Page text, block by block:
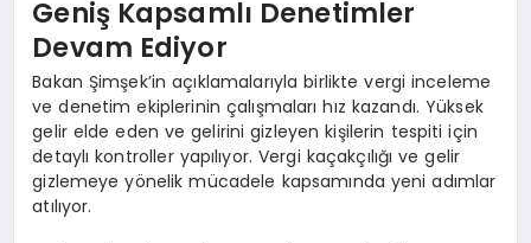
Geniş Kapsamlı Denetimler
Devam Ediyor
Bakan Şimşek’in açıklamalarıyla birlikte vergi inceleme
ve denetim ekiplerinin çalışmaları hız kazandı. Yüksek
gelir elde eden ve gelirini gizleyen kişilerin tespiti için
detaylı kontroller yapılıyor. Vergi kaçakçılığı ve gelir
gizlemeye yönelik mücadele kapsamında yeni adımlar
atılıyor.